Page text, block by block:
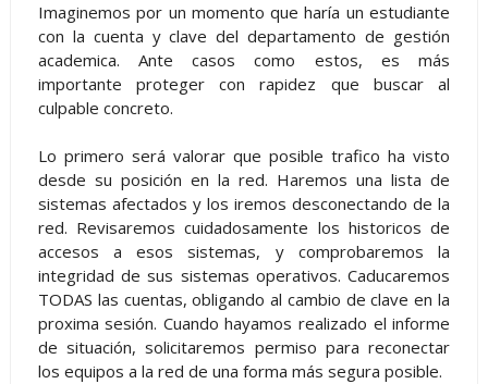
Imaginemos por un momento que haría un estudiante
con la cuenta y clave del departamento de gestión
academica. Ante casos como estos, es más
importante proteger con rapidez que buscar al
culpable concreto.
Lo primero será valorar que posible trafico ha visto
desde su posición en la red. Haremos una lista de
sistemas afectados y los iremos desconectando de la
red. Revisaremos cuidadosamente los historicos de
accesos a esos sistemas, y comprobaremos la
integridad de sus sistemas operativos. Caducaremos
TODAS las cuentas, obligando al cambio de clave en la
proxima sesión. Cuando hayamos realizado el informe
de situación, solicitaremos permiso para reconectar
los equipos a la red de una forma más segura posible.